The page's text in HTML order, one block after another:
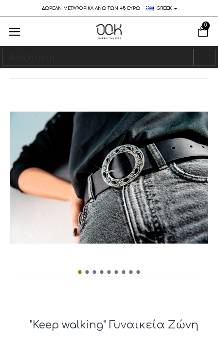
ΔΩΡΕΑΝ ΜΕΤΑΦΟΡΙΚΑ ΑΝΩ ΤΩΝ 45 ΕΥΡΩ GREEK
0
"Keep walking" Γυναικεία Ζώνη